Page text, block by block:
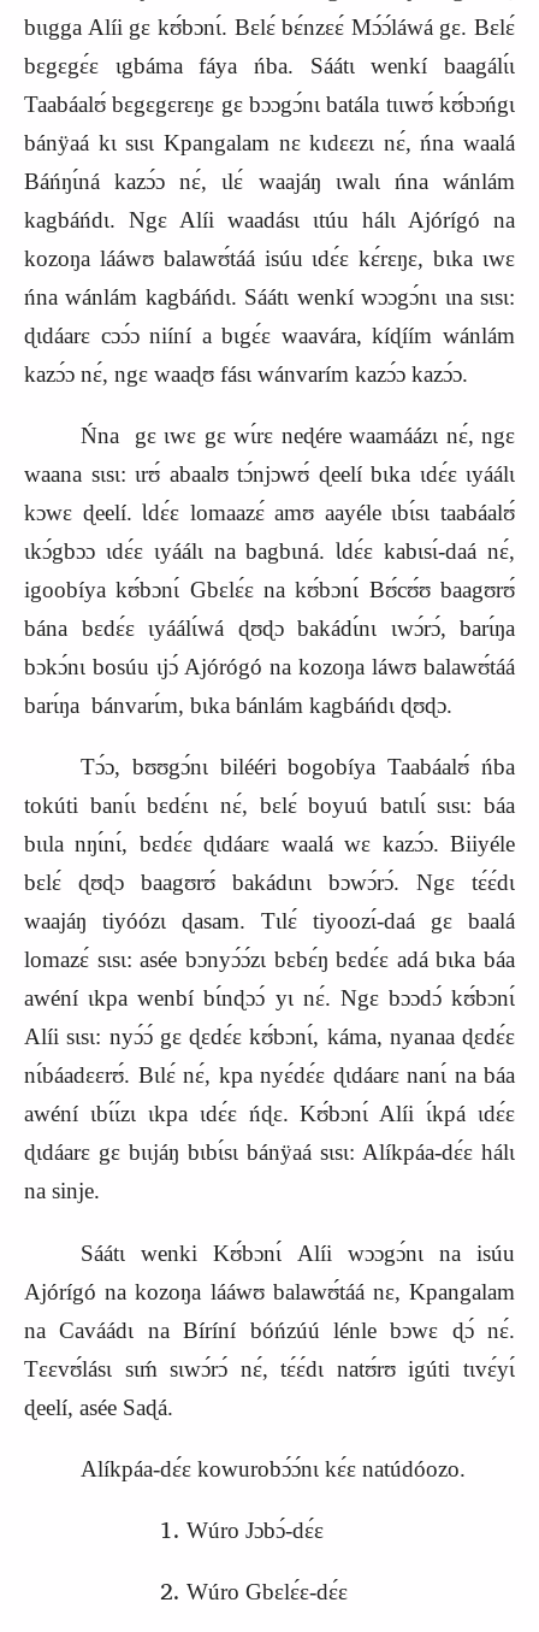
bɩɩgga Alíi gɛ kʊ́bɔnɩ́. Bɛlɛ́ bɛ́nzɛɛ́ Mɔ́ɔ́láwá gɛ. Bɛlɛ́
bɛgɛgɛ́ɛ ɩgbáma fáya ńba. Sáátɩ wenkí baagálɩ́ɩ
Taabáalʊ́ bɛgɛgɛrɛŋɛ gɛ bɔɔgɔ́nɩ batála tɩɩwʊ́ kʊ́bɔńgɩ
bánÿaá kɩ sɩsɩ Kpangalam nɛ kɩdɛɛzɩ nɛ́, ńna waalá
Báńŋɩ́ná kazɔ́ɔ nɛ́, ɩlɛ́ waajáŋ ɩwalɩ ńna wánlám
kagbáńdɩ. Ngɛ Alíi waadásɩ ɩtúu hálɩ Ajórígó na
kozoŋa lááwʊ balawʊ́táá isúu ɩdɛ́ɛ kɛ́rɛŋɛ, bɩka ɩwɛ
ńna wánlám kagbáńdɩ. Sáátɩ wenkí wɔɔgɔ́nɩ ɩna sɩsɩ:
ɖɩdáarɛ cɔɔ́ɔ niíní a bɩgɛ́ɛ waavára, kíɖíím wánlám
kazɔ́ɔ nɛ́, ngɛ waaɖʊ fásɩ wánvarím kazɔ́ɔ kazɔ́ɔ.
Ńna gɛ ɩwɛ gɛ wɩ́rɛ neɖére waamáázɩ nɛ́, ngɛ
waana sɩsɩ: ɩrʊ́ abaalʊ tɔ́njɔwʊ́ ɖeelí bɩka ɩdɛ́ɛ ɩyáálɩ
kɔwɛ ɖeelí. Ɩdɛ́ɛ lomaazɛ́ amʊ aayéle ɩbɩ́sɩ taabáalʊ́
ɩkɔ́gbɔɔ ɩdɛ́ɛ ɩyáálɩ na bagbɩná. Ɩdɛ́ɛ kabɩsɩ́-daá nɛ́,
igoobíya kʊ́bɔnɩ́ Gbɛlɛ́ɛ na kʊ́bɔnɩ́ Bʊ́cʊ́ʊ baagʊrʊ́
bána bɛdɛ́ɛ ɩyáálɩ́wá ɖʊɖɔ bakádɩ́nɩ ɩwɔ́rɔ́, barɩ́ŋa
bɔkɔ́nɩ bosúu ɩjɔ́ Ajórógó na kozoŋa láwʊ balawʊ́táá
barɩ́ŋa bánvarɩ́m, bɩka bánlám kagbáńdɩ ɖʊɖɔ.
Tɔ́ɔ, bʊʊgɔ́nɩ bilééri bogobíya Taabáalʊ́ ńba
tokúti banɩ́ɩ bɛdɛ́nɩ nɛ́, bɛlɛ́ boyuú batɩlɩ́ sɩsɩ: báa
bɩɩla nŋɩ́nɩ́, bɛdɛ́ɛ ɖɩdáarɛ waalá wɛ kazɔ́ɔ. Biiyéle
bɛlɛ́ ɖʊɖɔ baagʊrʊ́ bakádɩnɩ bɔwɔ́rɔ́. Ngɛ tɛ́ɛ́dɩ
waajáŋ tiyóózɩ ɖasam. Tɩlɛ́ tiyoozɩ́-daá gɛ baalá
lomazɛ́ sɩsɩ: asée bɔnyɔ́ɔ́zɩ bɛbɛ́ŋ bɛdɛ́ɛ adá bɩka báa
awéní ɩkpa wenbí bɩ́nɖɔɔ́ yɩ nɛ́. Ngɛ bɔɔdɔ́ kʊ́bɔnɩ́
Alíi sɩsɩ: nyɔ́ɔ́ gɛ ɖɛdɛ́ɛ kʊ́bɔnɩ́, káma, nyanaa ɖɛdɛ́ɛ
nɩ́báadɛɛrʊ́. Bɩlɛ́ nɛ́, kpa nyɛ́dɛ́ɛ ɖɩdáarɛ nanɩ́ na báa
awéní ɩbɩ́ɩ́zɩ ɩkpa ɩdɛ́ɛ ńɖɛ. Kʊ́bɔnɩ́ Alíi ɩ́kpá ɩdɛ́ɛ
ɖɩdáarɛ gɛ bɩɩjáŋ bɩbɩ́sɩ bánÿaá sɩsɩ: Alíkpáa-dɛ́ɛ hálɩ
na sinje.
Sáátɩ wenki Kʊ́bɔnɩ́ Alíi wɔɔgɔ́nɩ na isúu
Ajórígó na kozoŋa lááwʊ balawʊ́táá nɛ, Kpangalam
na Caváádɩ na Bíríní bóńzúú lénle bɔwɛ ɖɔ́ nɛ́.
Tɛɛvʊ́lásɩ sɩḿ sɩwɔ́rɔ́ nɛ́, tɛ́ɛ́dɩ natʊ́rʊ igúti tɩvɛ́yɩ́
ɖeelí, asée Saɖá.
Alíkpáa-dɛ́ɛ kowurobɔ́ɔ́nɩ kɛ́ɛ natúdóozo.
Wúro Jɔbɔ́-dɛ́ɛ
Wúro Gbɛlɛ́ɛ-dɛ́ɛ